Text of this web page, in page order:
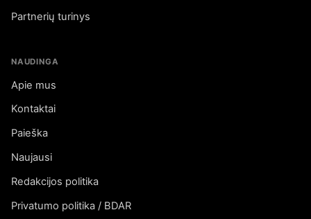
Partnerių turinys
NAUDINGA
Apie mus
Kontaktai
Paieška
Naujausi
Redakcijos politika
Privatumo politika / BDAR